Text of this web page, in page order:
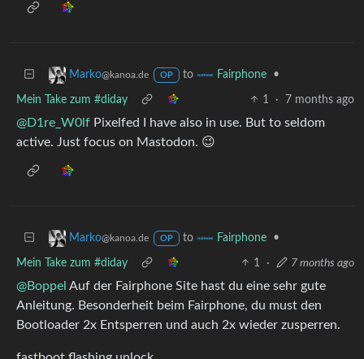
Marko@kanoa.de OP to Fairphone •
Mein Take zum #diday 1 · 7 months ago
@D1re_W0lf Pixelfed I have also in use. But to seldom
active. Just focus on Mastodon. 😉
Marko@kanoa.de OP to Fairphone •
Mein Take zum #diday 1 · 7 months ago
@Boppel Auf der Fairphone Site hast du eine sehr gute
Anleitung. Besonderheit beim Fairphone, du must den
Bootloader 2x Entsperren und auch 2x wieder zusperren.